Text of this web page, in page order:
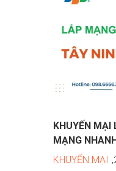
KHUYẾN MẠI
MẠNG
KHUYẾN MẠI